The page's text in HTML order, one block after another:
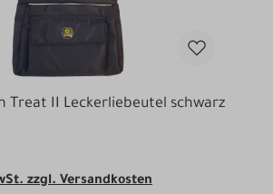
Treat II Leckerliebeutel schwarz
zzgl. Versandkosten